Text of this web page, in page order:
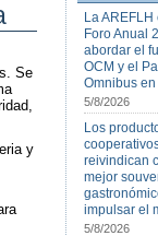
Se
y
La
Foro Anual
abordar el
OCM y el
Omnibus
5/8/2026
Los
reivindican
mejor
impulsar el
5/8/2026